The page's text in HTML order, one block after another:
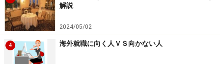
著者らは、各国のせっかちさを、次の基準で測定してい
ます。
１）歩く速度
解説
2024/05/02
4 海外就職に向く人ＶＳ向かない人